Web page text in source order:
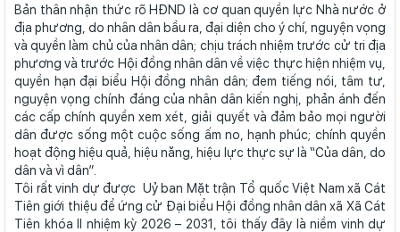
Bản thân nhận thức rõ HĐND là cơ quan quyền lực Nhà nước ở
địa phương, do nhân dân bầu ra, đại diện cho ý chí, nguyện vọng
và quyền làm chủ của nhân dân; chịu trách nhiệm trước cử tri địa
phương và trước Hội đồng nhân dân về việc thực hiện nhiệm vụ,
quyền hạn đại biểu Hội đồng nhân dân; đem tiếng nói, tâm tư,
nguyện vọng chính đáng của nhân dân kiến nghị, phản ánh đến
các cấp chính quyền xem xét, giải quyết và đảm bảo mọi người
dân được sống một cuộc sống ấm no, hạnh phúc; chính quyền
hoạt động hiệu quả, hiệu năng, hiệu lực thực sự là “Của dân, do
dân và vì dân”.
Tôi rất vinh dự được Uỷ ban Mặt trận Tổ quốc Việt Nam xã Cát
Tiên giới thiệu để ứng cử Đại biểu Hội đồng nhân dân xã Xã Cát
Tiên khóa II nhiệm kỳ 2026 – 2031, tôi thấy đây là niềm vinh dự